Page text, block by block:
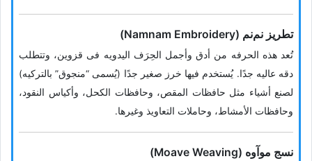
تطریز نم‌نم (Namnam Embroidery)
تُعد هذه الحرفه من أدق وأجمل الحِرَف الیدویه فی قزوین، وتتطلب
دقه عالیه جدًا. یُستخدم فیها خرز صغیر جدًا (یُسمى “منجوق” بالترکیه)
لصنع أشیاء مثل حافظات المقص، وحافظات الکحل، وأکیاس النقود،
وحافظات الأمشاط، وحاملات التعاویذ وغیرها.
نسج موآوه (Moave Weaving)